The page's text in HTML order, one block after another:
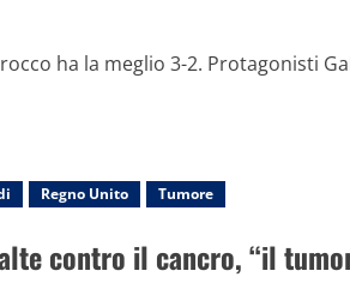
ha la meglio 3-2. Protagonisti
Regno Unito Tumore
contro il cancro, “il